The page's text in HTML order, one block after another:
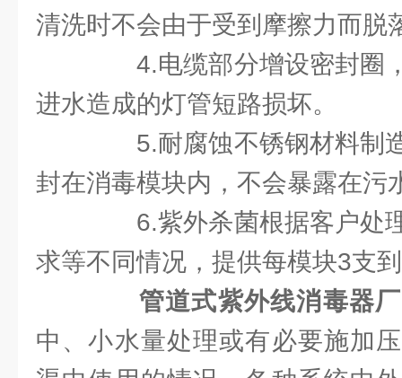
清洗时不会由于受到摩擦力而脱
4.电缆部分增设密封圈
进水造成的灯管短路损坏。
5.耐腐蚀不锈钢材料制
封在消毒模块内，不会暴露在污
6.紫外杀菌根据客户处
求等不同情况，提供每模块3支
管道式紫外线消毒器
中、小水量处理或有必要施加